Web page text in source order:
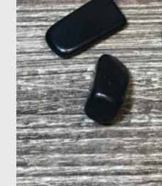
Tietosuojaseloste
Tuotteet
Yritysinfo